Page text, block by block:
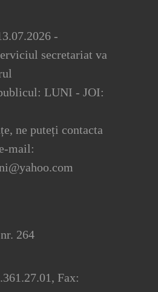
-
secretariat va
LUNI - JOI:
ne puteți contacta
mail:
264
Fax: